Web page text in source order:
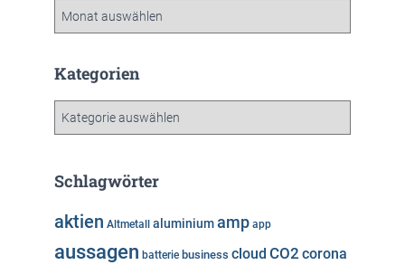
h
Kategorien
g
r
i
Schlagwörter
aktien Altmetall aluminiumamp app
aussagen batterie business cloud CO2 corona